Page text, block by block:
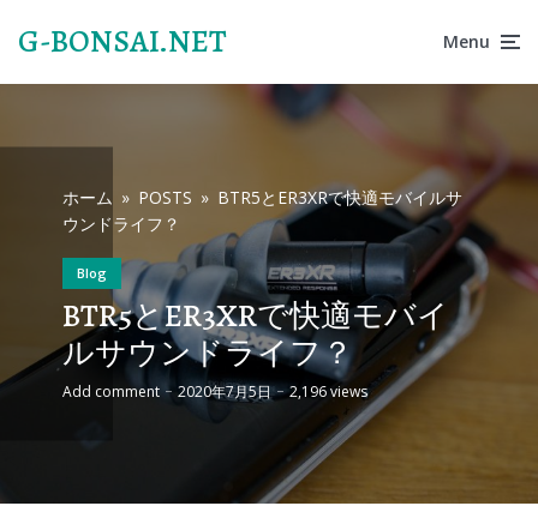
G-BONSAI.NET Menu
ホーム » POSTS » BTR5とER3XRで快適モバイルサ
ウンドライフ？
Blog
BTR5とER3XRで快適モバイ
ルサウンドライフ？
Add comment 2020年7月5日 2,196 views